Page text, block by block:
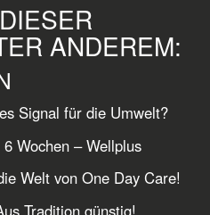
ANDEREM:
Signal für die Umwelt?
Wochen – Wellplus
Welt von One Day Care!
Tradition günstig!